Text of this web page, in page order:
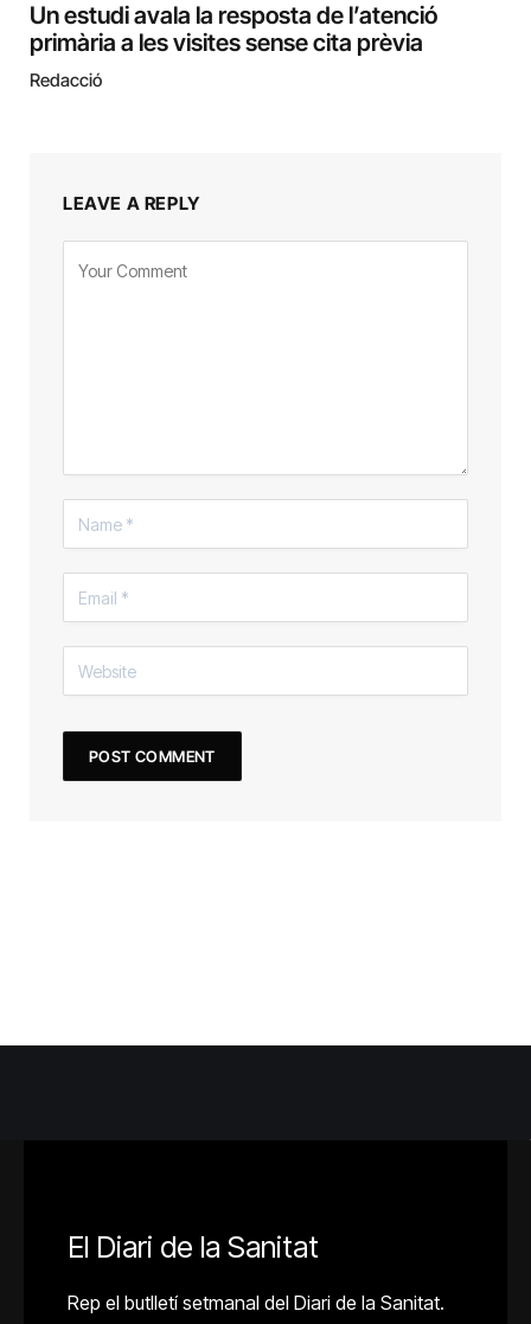
Un estudi avala la resposta de l’atenció
primària a les visites sense cita prèvia
Redacció
LEAVE A REPLY
El Diari de la Sanitat
Rep el butlletí setmanal del Diari de la Sanitat.